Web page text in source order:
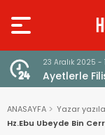
23 Aralık 2025 -
Ayetlerle
ANASAYFA
Yazar
Hz.Ebu Ubeyde Bin